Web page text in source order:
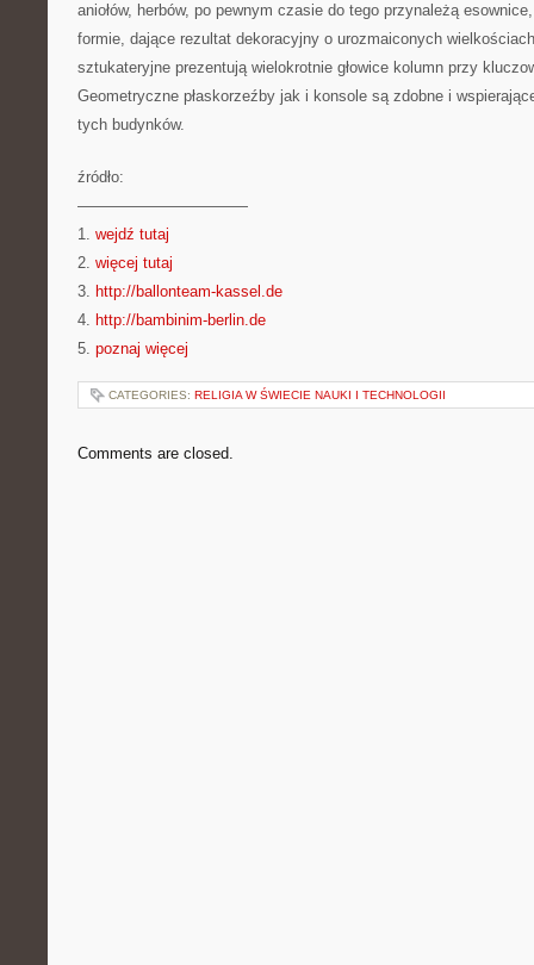
aniołów, herbów, po pewnym czasie do tego przynależą
formie, dające rezultat dekoracyjny o urozmaiconych
sztukateryjne prezentują wielokrotnie głowice kolumn przy
Geometryczne płaskorzeźby jak i konsole są zdobne i
tych budynków.
źródło:
———————————
1. wejdź tutaj
2. więcej tutaj
3. http://ballonteam-kassel.de
4. http://bambinim-berlin.de
5. poznaj więcej
CATEGORIES: RELIGIA W ŚWIECIE NAUKI I TECHNOLOGII
Comments are closed.